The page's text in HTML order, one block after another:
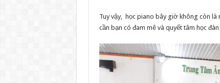
Tuy vậy, học piano bây giờ không còn
cần bạn có đam mê và quyết tâm học